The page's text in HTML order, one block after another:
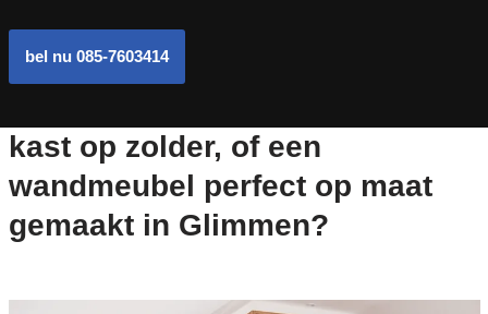
bel nu 085-7603414
kast op zolder, of een
wandmeubel perfect op maat
gemaakt in Glimmen?